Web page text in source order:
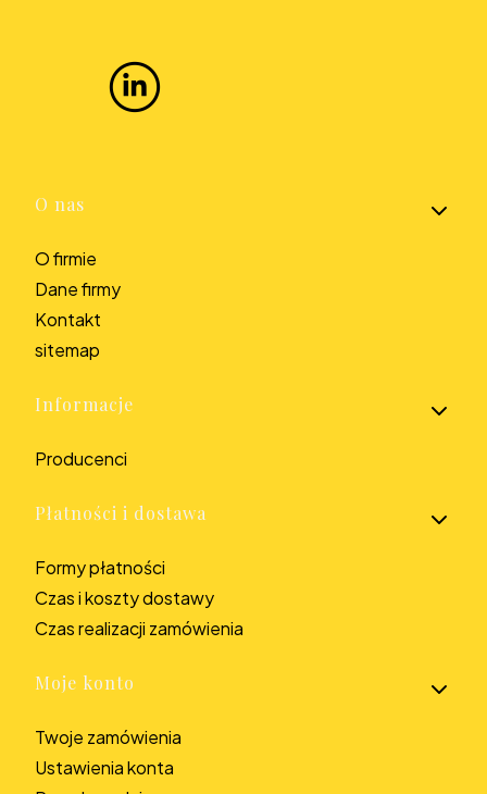
Linki w stopce
O nas
O firmie
Dane firmy
Kontakt
sitemap
Informacje
Producenci
Płatności i dostawa
Formy płatności
Czas i koszty dostawy
Czas realizacji zamówienia
Moje konto
Twoje zamówienia
Ustawienia konta